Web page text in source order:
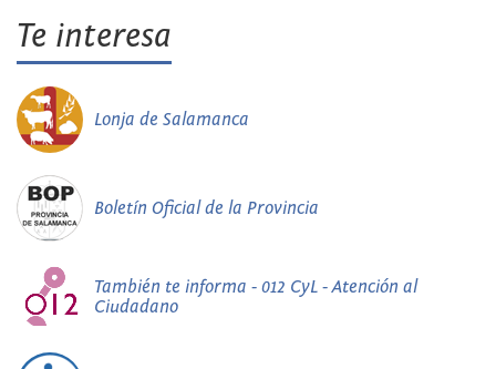
Te interesa
Lonja de Salamanca
Boletín Oficial de la Provincia
También te informa - 012 CyL - Atención al
Ciudadano